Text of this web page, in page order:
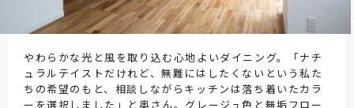
やわらかな光と風を取り込む心地よいダイニング。「ナチ
ュラルテイストだけれど、無難にはしたくないという私た
ちの希望のもと、相談しながらキッチンは落ち着いたカラ
ーを選択しました」と奥さん。グレージュ色と無垢フロー